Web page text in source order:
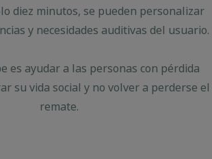
diez minutos, se pueden personalizar
y necesidades auditivas del usuario.
es ayudar a las personas con pérdida
su vida social y no volver a perderse el
remate.